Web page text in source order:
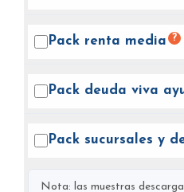
Pack renta media ?
Pack deuda viva
Pack sucursales y
Nota: las muestras